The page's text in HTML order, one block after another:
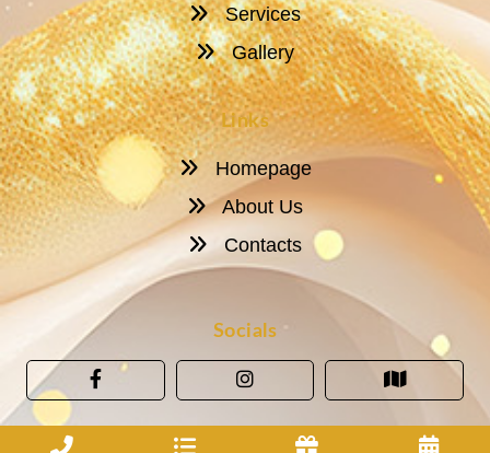
Services
Gallery
Links
Homepage
About Us
Contacts
Socials